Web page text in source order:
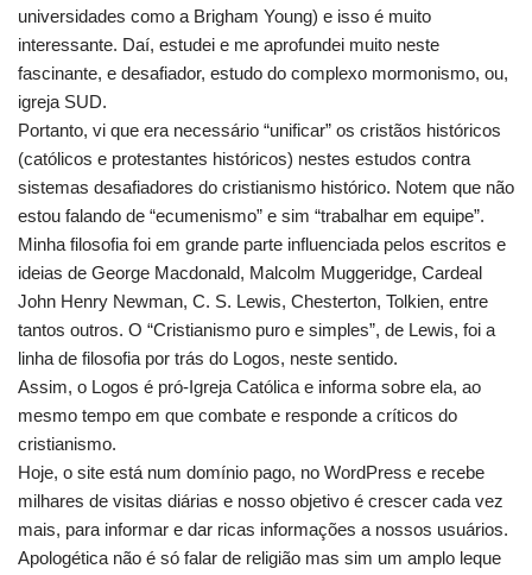
universidades como a Brigham Young) e isso é muito
interessante. Daí, estudei e me aprofundei muito neste
fascinante, e desafiador, estudo do complexo mormonismo, ou,
igreja SUD.
Portanto, vi que era necessário “unificar” os cristãos históricos
(católicos e protestantes históricos) nestes estudos contra
sistemas desafiadores do cristianismo histórico. Notem que não
estou falando de “ecumenismo” e sim “trabalhar em equipe”.
Minha filosofia foi em grande parte influenciada pelos escritos e
ideias de George Macdonald, Malcolm Muggeridge, Cardeal
John Henry Newman, C. S. Lewis, Chesterton, Tolkien, entre
tantos outros. O “Cristianismo puro e simples”, de Lewis, foi a
linha de filosofia por trás do Logos, neste sentido.
Assim, o Logos é pró-Igreja Católica e informa sobre ela, ao
mesmo tempo em que combate e responde a críticos do
cristianismo.
Hoje, o site está num domínio pago, no WordPress e recebe
milhares de visitas diárias e nosso objetivo é crescer cada vez
mais, para informar e dar ricas informações a nossos usuários.
Apologética não é só falar de religião mas sim um amplo leque